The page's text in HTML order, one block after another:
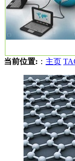
当前位置: ： 主页